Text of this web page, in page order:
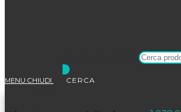
MENU CHIUDI